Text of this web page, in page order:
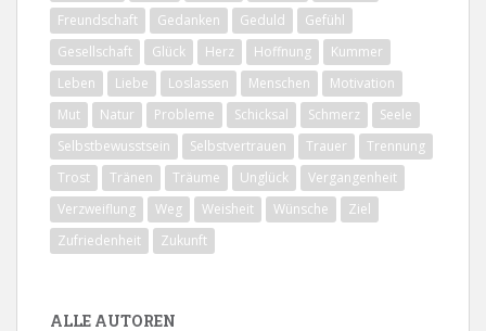
Freundschaft
Gedanken Geduld
Gefühl
Gesellschaft
Glück Herz Hoffnung
Kummer
Leben
Liebe Loslassen Menschen
Motivation
Mut
Natur Probleme Schicksal Schmerz
Seele
Selbstbewusstsein
Selbstvertrauen Trauer
Trennung
Trost
Tränen Träume Unglück
Vergangenheit
Verzweiflung
Weg Weisheit Wünsche
Ziel
Zufriedenheit
Zukunft
ALLE AUTOREN